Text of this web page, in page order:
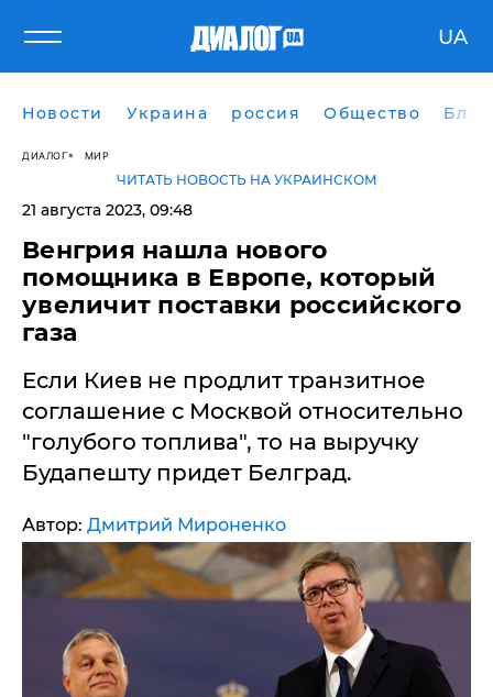
UA
Новости Украина россия Общество
ДИАЛОГ МИР
ЧИТАТЬ НОВОСТЬ НА УКРАИНСКОМ
21 августа 2023, 09:48
​Венгрия нашла нового
помощника в Европе, который
увеличит поставки российского
газа
Если Киев не продлит транзитное
соглашение с Москвой относительно
"голубого топлива", то на выручку
Будапешту придет Белград.
Автор: Дмитрий Мироненко